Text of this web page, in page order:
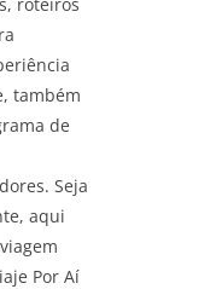
também
de
Seja
aqui
Por Aí